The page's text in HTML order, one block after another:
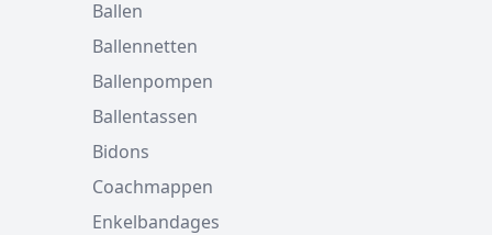
Ballen
Ballennetten
Ballenpompen
Ballentassen
Bidons
Coachmappen
Enkelbandages